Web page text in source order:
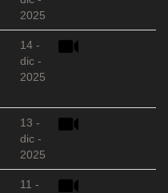
2025
14 -
dic -
2025
13 -
dic -
2025
11 -